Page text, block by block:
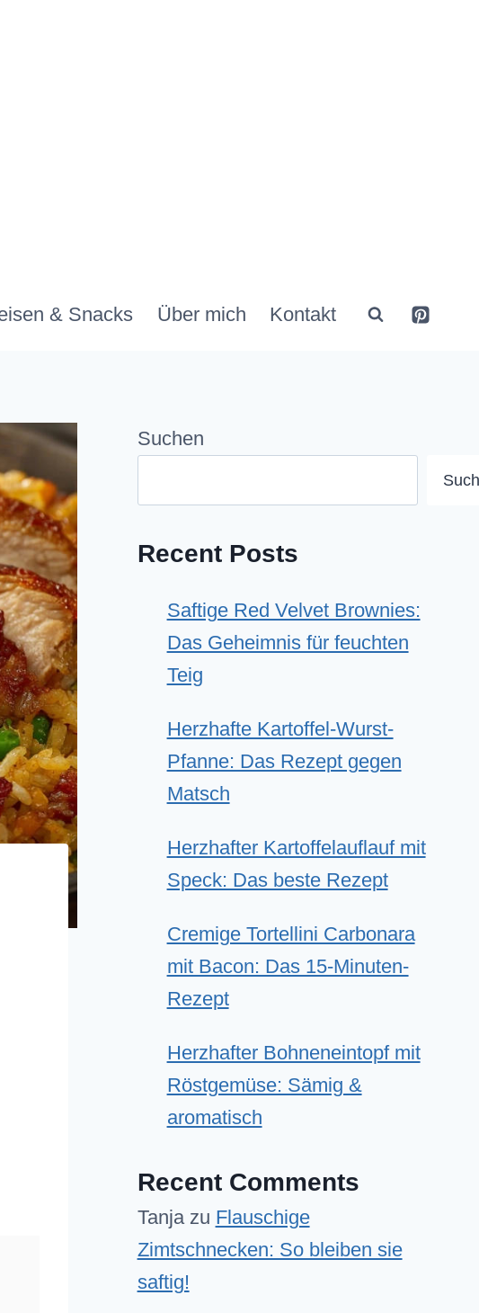
& Snacks Über mich Kontakt
Suchen
Recent Posts
Saftige Red Velvet Brownies:
Das Geheimnis für feuchten
Teig
Herzhafte Kartoffel-Wurst-
Pfanne: Das Rezept gegen
Matsch
Herzhafter Kartoffelauflauf mit
Speck: Das beste Rezept
Cremige Tortellini Carbonara
mit Bacon: Das 15-Minuten-
Rezept
Herzhafter Bohneneintopf mit
Röstgemüse: Sämig &
aromatisch
Recent Comments
Tanjazu Flauschige
Zimtschnecken: So bleiben sie
saftig!